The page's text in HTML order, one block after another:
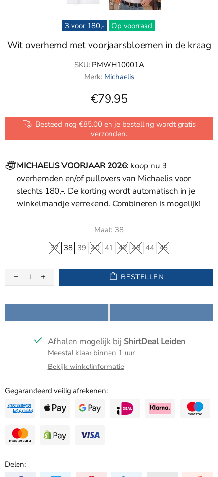
3 voor 180,- Op voorraad
Wit overhemd met voorjaarsbloemen in de kraag
SKU: PMWH10001A
Merk: Michaelis
€79.95
Besteed nog €85.00 en je bestelling wordt gratis
verzonden.
MICHAELIS VOORJAAR 2026: koop nu 3
overhemden en/of pullovers van Michaelis voor
slechts 180,-. De korting wordt automatisch in je
winkelmandje verrekend. Combineren is mogelijk!
Maat: 38
37 38 39 40 41 42 43 44 45
BESTELLEN
Afhalen mogelijk bij ShirtDeal Leiden
Meestal klaar binnen 1 uur
Bekijk winkelinformatie
Gegarandeerd veilig afrekenen:
Delen: